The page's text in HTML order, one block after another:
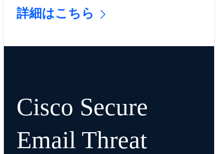
詳細はこちら
Cisco Secure
Email Threat